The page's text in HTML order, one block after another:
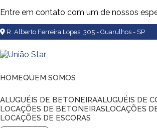
Entre em contato com um de nossos
R. Alberto Ferreira Lopes, 305 - Guarulhos - SP
HOME
QUEM SOMOS
ALUGUÉIS DE BETONEIRA ALUGUÉIS DE
LOCAÇÕES DE BETONEIRAS LOCAÇÕES
LOCAÇÕES DE ESCORAS